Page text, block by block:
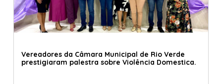
Vereadores da Câmara Municipal de Rio Verde
prestigiaram palestra sobre Violência Domestica.